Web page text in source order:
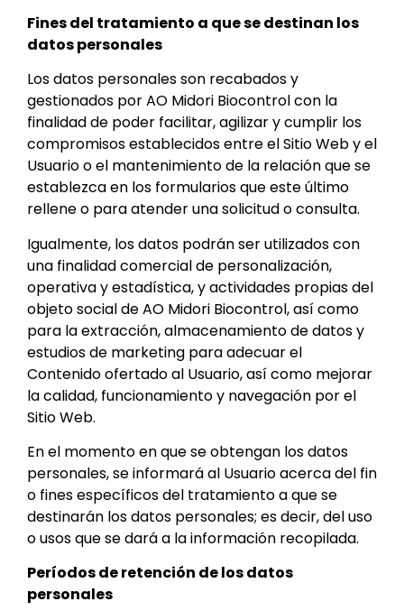
Fines del tratamiento a que se destinan los
datos personales
Los datos personales son recabados y
gestionados por AO Midori Biocontrol con la
finalidad de poder facilitar, agilizar y cumplir los
compromisos establecidos entre el Sitio Web y el
Usuario o el mantenimiento de la relación que se
establezca en los formularios que este último
rellene o para atender una solicitud o consulta.
Igualmente, los datos podrán ser utilizados con
una finalidad comercial de personalización,
operativa y estadística, y actividades propias del
objeto social de AO Midori Biocontrol, así como
para la extracción, almacenamiento de datos y
estudios de marketing para adecuar el
Contenido ofertado al Usuario, así como mejorar
la calidad, funcionamiento y navegación por el
Sitio Web.
En el momento en que se obtengan los datos
personales, se informará al Usuario acerca del fin
o fines específicos del tratamiento a que se
destinarán los datos personales; es decir, del uso
o usos que se dará a la información recopilada.
Períodos de retención de los datos
personales